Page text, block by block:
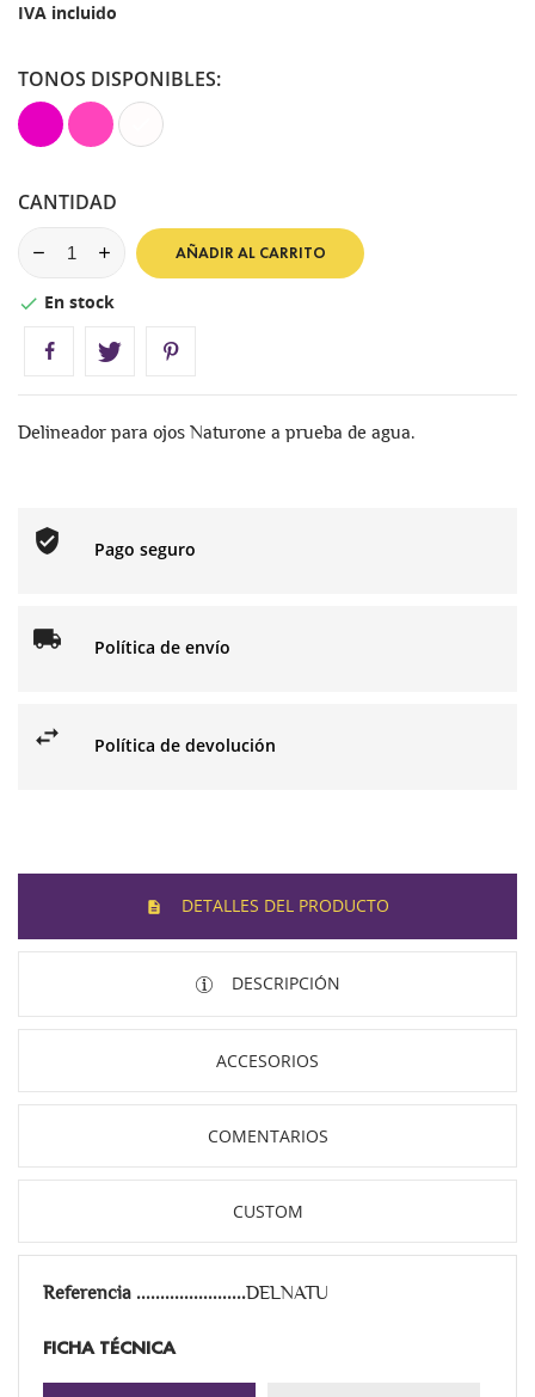
IVA incluido
TONOS DISPONIBLES:
Naturone
HOT
NATURONE
VIP
NATURONE
BLANCO
CANTIDAD
AÑADIR AL CARRITO
 En stock
Delineador para ojos Naturone a prueba de agua.
Pago seguro
Política de envío
Política de devolución
DETALLES DEL PRODUCTO
DESCRIPCIÓN
ACCESORIOS
COMENTARIOS
CUSTOM
Referencia DELNATU
FICHA TÉCNICA